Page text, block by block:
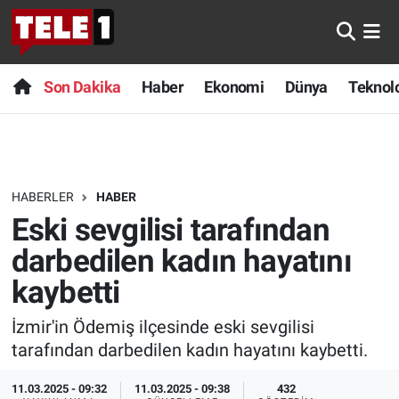
Son Dakika Haber Ekonomi Dünya
HABERLER HABER
Eski sevgilisi tarafından
darbedilen kadın hayatını
kaybetti
İzmir'in Ödemiş ilçesinde eski sevgilisi
tarafından darbedilen kadın hayatını kaybetti.
11.03.2025 - 09:32 11.03.2025 - 09:38 432
Anında Manşet
Başka Sohbetler
Bilim turu
Bilim ve Teknoloji Evreni
Doğa Konuşuyor
Dünya
Ege Saati
Son Dakika
Haber
Dünya
Teknoloji
Sağlık
Spor
Yayın Akışı
Nöbetçi Eczaneler
Hava Durumu
Trafik Durumu
Süper Lig Puan Durumu ve Fikstür
Tüm Manşetler
Son Dakika Haberleri
Haber Arşivi